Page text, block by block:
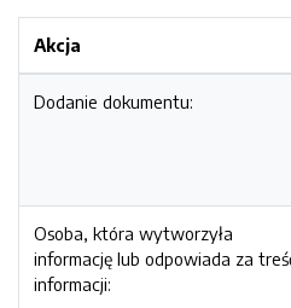
Akcja
Dodanie dokumentu:
Osoba, która wytworzyła
informację lub odpowiada za
informacji: